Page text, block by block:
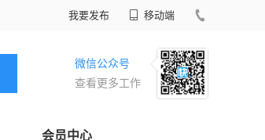
我要发布 移动端
微信公众号
查看更多工作
会员中心